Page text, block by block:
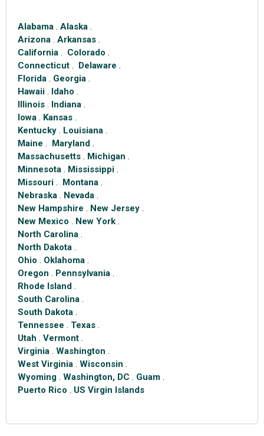
Alabama. Alaska.
Arizona. Arkansas.
California. Colorado .
Connecticut. Delaware .
Florida. Georgia.
Hawaii. Idaho .
Illinois. Indiana.
Iowa. Kansas.
Kentucky. Louisiana.
Maine . Maryland .
Massachusetts. Michigan .
Minnesota. Mississippi.
Missouri. Montana.
Nebraska. Nevada.
New Hampshire . New Jersey.
New Mexico . New York.
North Carolina.
North Dakota.
Ohio . Oklahoma.
Oregon . Pennsylvania.
Rhode Island .
South Carolina.
South Dakota.
Tennessee . Texas.
Utah . Vermont.
Virginia. Washington .
West Virginia. Wisconsin .
Wyoming. Washington, DC . Guam.
Puerto Rico . US Virgin Islands